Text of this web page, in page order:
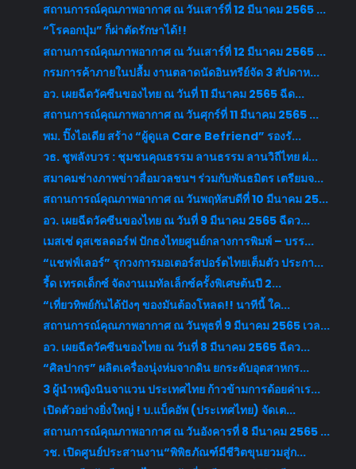
สถานการณ์คุณภาพอากาศ ณ วันเสาร์ที่ 12 มีนาคม 2565 ...
“โรคอกบุ๋ม” ก็ผ่าตัดรักษาได้!!
สถานการณ์คุณภาพอากาศ ณ วันเสาร์ที่ 12 มีนาคม 2565 ...
กรมการค้าภายในปลื้ม งานตลาดนัดอินทรีย์จัด 3 สัปดาห...
อว. เผยฉีดวัคซีนของไทย ณ วันที่ 11 มีนาคม 2565 ฉีด...
สถานการณ์คุณภาพอากาศ ณ วันศุกร์ที่ 11 มีนาคม 2565 ...
พม. ปิ๊งไอเดีย สร้าง “ผู้ดูแล Care Befriend” รองรั...
วธ. ชูพลังบวร : ชุมชนคุณธรรม ลานธรรม ลานวิถีไทย ผ่...
สมาคมช่างภาพข่าวสื่อมวลชนฯ ร่วมกับพันธมิตร เตรียมจ...
สถานการณ์คุณภาพอากาศ ณ วันพฤหัสบดีที่ 10 มีนาคม 25...
อว. เผยฉีดวัคซีนของไทย ณ วันที่ 9 มีนาคม 2565 ฉีดว...
เมสเซ่ ดุสเซลดอร์ฟ ปักธงไทยศูนย์กลางการพิมพ์ – บรร...
“แชฟฟ์เลอร์” รุกวงการมอเตอร์สปอร์ตไทยเต็มตัว ประกา...
รี้ด เทรดเด็กซ์ จัดงานเมทัลเล็กซ์ครั้งพิเศษต้นปี 2...
“เที่ยวทิพย์กันได้ปังๆ ของมันต้องโหลด!! นาทีนี้ ใค...
สถานการณ์คุณภาพอากาศ ณ วันพุธที่ 9 มีนาคม 2565 เวล...
อว. เผยฉีดวัคซีนของไทย ณ วันที่ 8 มีนาคม 2565 ฉีดว...
“ศิลปากร” ผลิตเครื่องนุ่งห่มจากดิน ยกระดับอุตสาหกร...
3 ผู้นำหญิงนินจาแวน ประเทศไทย ก้าวข้ามการด้อยค่าเร...
เปิดตัวอย่างยิ่งใหญ่ ! บ.แบ็คอัพ (ประเทศไทย) จัดเต...
สถานการณ์คุณภาพอากาศ ณ วันอังคารที่ 8 มีนาคม 2565 ...
วช. เปิดศูนย์ประสานงาน“พิพิธภัณฑ์มีชีวิตขุนยวมสู่ก...